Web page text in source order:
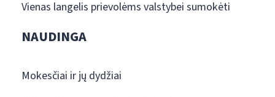
Vienas langelis prievolėms valstybei sumokėti
NAUDINGA
Mokesčiai ir jų dydžiai